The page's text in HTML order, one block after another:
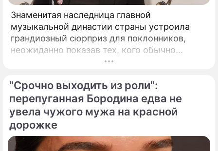
Знаменитая наследница главной
музыкальной династии страны устроила
грандиозный сюрприз для поклонников,
неожиданно показав тех, кого обычно
тщательно скрывает от посторонних глаз.
продолжает наслаждаться европейскими
каникулами, щедро делясь с публикой
яркими моментами своего роскошного
отпуска.
"Срочно выходить из роли":
перепуганная Бородина едва не
увела чужого мужа на красной
дорожке